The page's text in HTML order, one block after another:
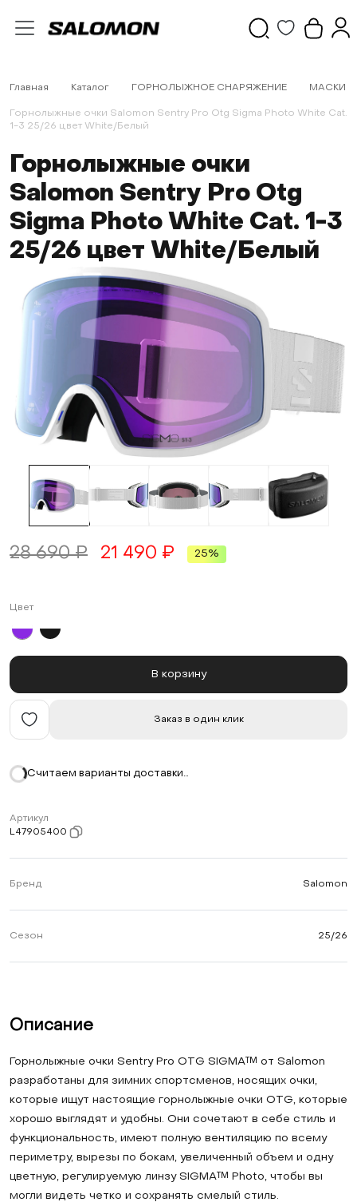
Главная Каталог ГОРНОЛЫЖНОЕ СНАРЯЖЕНИЕ МАСКИ
Горнолыжные очки Salomon Sentry Pro Otg Sigma Photo White Cat.
1-3 25/26 цвет White/Белый
Горнолыжные очки
Salomon Sentry Pro Otg
Sigma Photo White Cat. 1-3
25/26 цвет White/Белый
28 690 ₽ 21 490 ₽ 25%
Цвет
В корзину
Заказ в один клик
Считаем варианты доставки…
Артикул
L47905400
Бренд Salomon
Сезон 25/26
Описание
Горнолыжные очки Sentry Pro OTG SIGMA™ от Salomon
разработаны для зимних спортсменов, носящих очки,
которые ищут настоящие горнолыжные очки OTG, которые
хорошо выглядят и удобны. Они сочетают в себе стиль и
функциональность, имеют полную вентиляцию по всему
периметру, вырезы по бокам, увеличенный объем и одну
цветную, регулируемую линзу SIGMA™ Photo, чтобы вы
могли видеть четко и сохранять смелый стиль.